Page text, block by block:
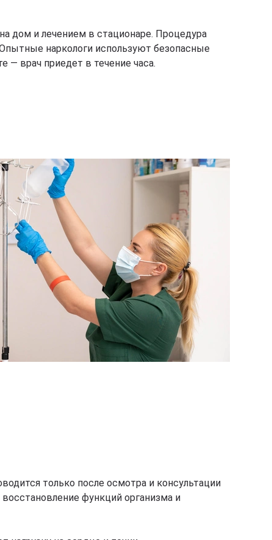
дом и лечением в стационаре. Процедура
наркологи используют безопасные
— врач приедет в течение часа.
только после осмотра и консультации
функций организма и